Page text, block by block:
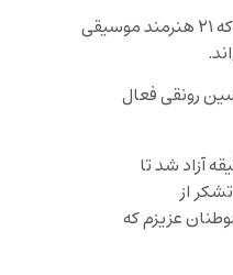
خانه موسیقی اعلام کرده است که ۲۱ هنرمند موسیقی
رونقی فعال
آزاد شد تا
از
عزیزم که